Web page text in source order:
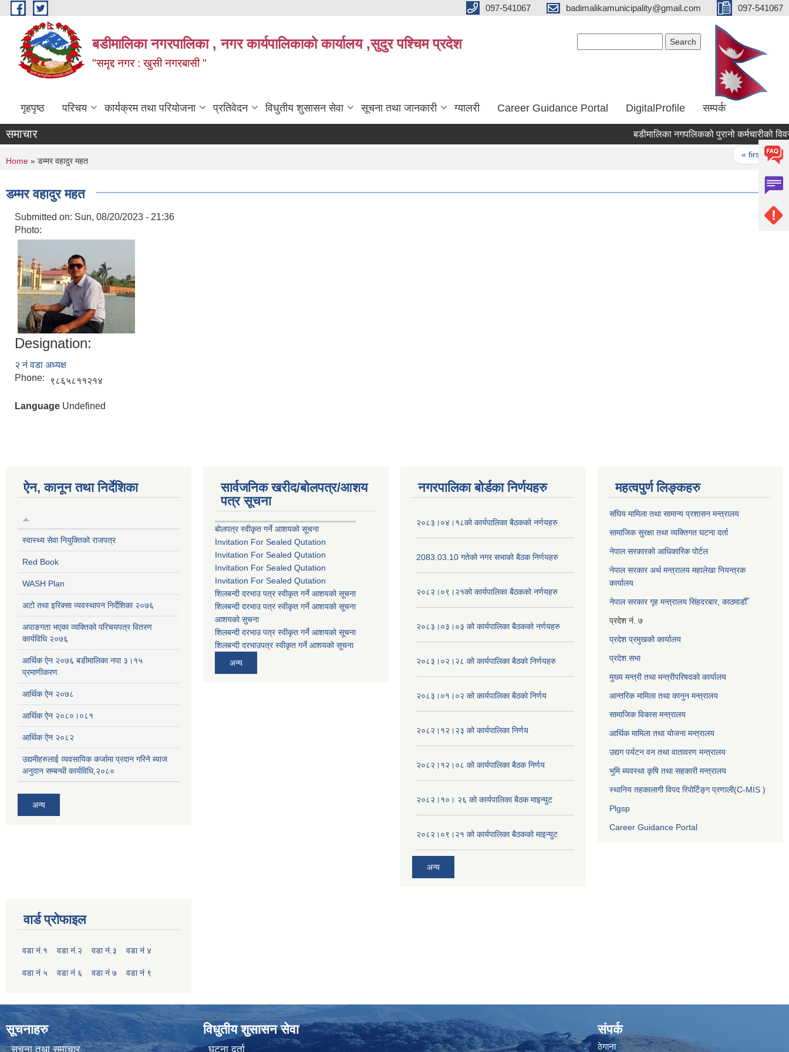
Skip to main content 097-541067 badimalikamunicipality@gmail.com 097-541067
बडीमालिका नगरपालिका , नगर कार्यपालिकाको कार्यालय ,सुदुर पश्चिम प्रदेश
"समृद्द नगर : खुसी नगरबासी "
गृहपृष्ठ परिचय कार्यक्रम तथा परियोजना प्रतिवेदन विधुतीय शुसासन सेवा सूचना तथा जानकारी ग्यालरी Career Guidance Portal DigitalProfile सम्पर्क
समाचार बडीमालिका नगपलिकको पुरानो कर्मचारीको विवरण
« first ‹
You are here
Home » डम्मर वहादुर महत
डम्मर वहादुर महत
Submitted on: Sun, 08/20/2023 - 21:36
Photo:
Designation:
२ नं वडा अध्यक्ष
Phone:
९८६५८११२१४
Language Undefined
ऐन, कानून तथा निर्देशिका
स्वास्थ्य सेवा नियुक्तिको राजपत्र
Red Book
WASH Plan
अटो तथा इरिक्सा व्यवस्थापन निर्देशिका २०७६
अपाङगता भएका व्यक्तिको परिचयपत्र वितरण
कार्यविधि २०७६
आर्थिक ऐन २०७६ बडीमालिका नपा ३।१५
प्रमाणीकरण
आर्थिक ऐन २०७८
आर्थिक ऐन २०८०।०८१
आर्थिक ऐन २०८२
उद्यमीहरुलाई व्यवसायिक कर्जामा प्रदान गरिने ब्याज
अनुदान सम्बन्धी कार्यविधि,२०८०
अन्य
सार्वजनिक खरीद/बोलपत्र/आशय
पत्र सूचना
बोलपत्र स्वीकृत गर्ने आशयको सूचना
Invitation For Sealed Qutation
Invitation For Sealed Qutation
Invitation For Sealed Qutation
Invitation For Sealed Qutation
शिलबन्दी दरभाउ पत्र स्वीकृत गर्ने आशयको सूचना
शिलबन्दी दरभाउ पत्र स्वीकृत गर्ने आशयको सूचना
आशयको सुचना
शिलबन्दी दरभाउ पत्र स्वीकृत गर्ने आशयको सूचना
शिलबन्दी दरभाउपत्र स्वीकृत गर्ने आशयको सूचना
अन्य
नगरपालिका बोर्डका निर्णयहरु
२०८३।०४।१८को कार्यपालिका बैठकको नर्णयहरु
2083.03.10 गतेको नगर सभाको बैठक निर्णयहरु
२०८२।०९।२१को कार्यपालिका बैठकको नर्णयहरु
२०८३।०३।०३ को कार्यपालिका बैठकको नर्णयहरु
२०८३।०२।२८ को कार्यपालिका बैठको निर्णयहरु
२०८३।०१।०२ को कार्यपालिका बैठको निर्णय
२०८२।१२।२३ को कार्यपालिका निर्णय
२०८२।१२।०८ को कार्यपालिका बैठक निर्णय
२०८२।१०। २६ को कार्यपालिका बैठक माइन्युट
२०८२।०९।२१ को कार्यपालिका बैठकको माइन्युट
अन्य
महत्वपुर्ण लिङ्कहरु
संघिय मामिला तथा सामान्य प्रशासन मन्त्रालय
सामाजिक सुरक्षा तथा व्यक्तिगत घटना दर्ता
नेपाल सरकारको आधिकारिक पोर्टल
नेपाल सरकार अर्थ मन्त्रालय महालेखा नियन्त्रक
कार्यालय
नेपाल सरकार गृह मन्त्रालय सिंहदरबार, काठमाडौँ
प्रदेश नं. ७
प्रदेश प्रमुखको कार्यालय
प्रदेश सभा
मुख्य मन्त्री तथा मन्त्रीपरिषदको कार्यालय
आन्तरिक मामिला तथा कानुन मन्त्रालय
सामाजिक विकास मन्त्रालय
आर्थिक मामिला तथा योजना मन्त्रालय
उद्यग पर्यटन वन तथा वातावरण मन्त्रालय
भुमि ब्यवस्था कृषि तथा सहकारी मन्त्रालय
स्थानिय तहकालागी विपद रिपोर्टिङ्ग प्रणाली(C-MIS )
Plgsp
Career Guidance Portal
वार्ड प्रोफाइल
वडा नं.१ वडा नं.२ वडा नं.३ वडा नं ४
वडा नं ५ वडा नं ६ वडा नं ७ वडा नं ९
सूचनाहरु
सूचना तथा समाचार
विधुतीय शुसासन सेवा
घटना दर्ता
संपर्क
ठेगाना